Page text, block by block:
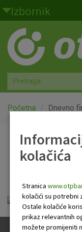
Skoči na glavni sadržaj
Izbornik
Građani
Privatno bankarstvo
Agro
Mala poduzeća i obrtnici
Globalna tržišta
O nama
Početna Dnevno
Dnevno
kolačića
Stranica
kolačići su potrebni
Ostale kolačiće
prikaz relevantnih
možete promijeniti